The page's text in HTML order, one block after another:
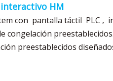
HM
con pantalla táctil PLC
preestablecidos